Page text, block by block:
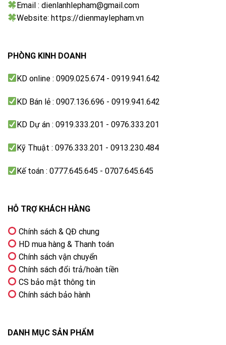
Email : dienlanhlepham@gmail.com
Website: https://dienmaylepham.vn
PHÒNG KINH DOANH
KD online : 0909.025.674 - 0919.941.642
KD Bán lẻ : 0907.136.696 - 0919.941.642
KD Dự án : 0919.333.201 - 0976.333.201
Kỹ Thuật : 0976.333.201 - 0913.230.484
Kế toán : 0777.645.645 - 0707.645.645
HỖ TRỢ KHÁCH HÀNG
Chính sách & QĐ chung
HD mua hàng & Thanh toán
Chính sách vận chuyển
Chính sách đổi trả/hoàn tiền
CS bảo mật thông tin
Chính sách bảo hành
DANH MỤC SẢN PHẨM